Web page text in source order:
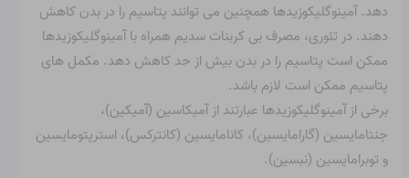
دهد. آمینوگلیکوزیدها همچنین می توانند پتاسیم را در بدن کاهش
دهند. در تئوری، مصرف بی کربنات سدیم همراه با آمینوگلیکوزیدها
ممکن است پتاسیم را در بدن بیش از حد کاهش دهد. مکمل های
پتاسیم ممکن است لازم باشد.
برخی از آمینوگلیکوزیدها عبارتند از آمیکاسین (آمیکین)،
جنتامایسین (گارامایسین)، کانامایسین (کانترکس)، استرپتومایسین
و توبرامایسین (نبسین).